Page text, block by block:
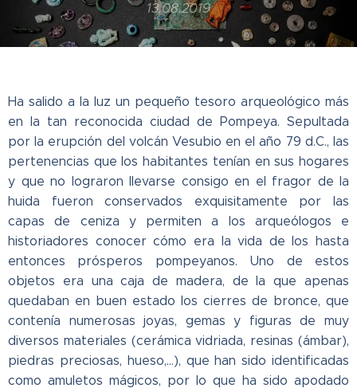
13.08.2019
Ha salido a la luz un pequeño tesoro arqueológico más
en la tan reconocida ciudad de Pompeya. Sepultada
por la erupción del volcán Vesubio en el año 79 d.C., las
pertenencias que los habitantes tenían en sus hogares
y que no lograron llevarse consigo en el fragor de la
huida fueron conservados exquisitamente por las
capas de ceniza y permiten a los arqueólogos e
historiadores conocer cómo era la vida de los hasta
entonces prósperos pompeyanos. Uno de estos
objetos era una caja de madera, de la que apenas
quedaban en buen estado los cierres de bronce, que
contenía numerosas joyas, gemas y figuras de muy
diversos materiales (cerámica vidriada, resinas (ámbar),
piedras preciosas, hueso,...), que han sido identificadas
como amuletos mágicos, por lo que ha sido apodado